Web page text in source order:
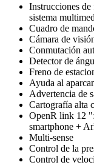
Instrucciones
sistema
Cuadro de
Cámara de
Conmutación
Detector de
Freno de
Ayuda al
Advertencia de
Cartografía alta
OpenR link 12
smartphone +
Multi-sense
Control de la
Control de